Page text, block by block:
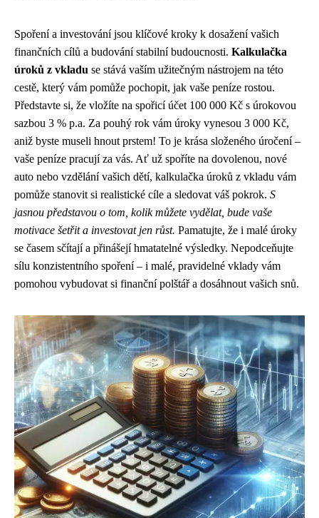
Spoření a investování jsou klíčové kroky k dosažení vašich
finančních cílů a budování stabilní budoucnosti. Kalkulačka
úroků z vkladu se stává vaším užitečným nástrojem na této
cestě, který vám pomůže pochopit, jak vaše peníze rostou.
Představte si, že vložíte na spořicí účet 100 000 Kč s úrokovou
sazbou 3 % p.a. Za pouhý rok vám úroky vynesou 3 000 Kč,
aniž byste museli hnout prstem! To je krása složeného úročení –
vaše peníze pracují za vás. Ať už spoříte na dovolenou, nové
auto nebo vzdělání vašich dětí, kalkulačka úroků z vkladu vám
pomůže stanovit si realistické cíle a sledovat váš pokrok. S
jasnou představou o tom, kolik můžete vydělat, bude vaše
motivace šetřit a investovat jen růst. Pamatujte, že i malé úroky
se časem sčítají a přinášejí hmatatelné výsledky. Nepodceňujte
sílu konzistentního spoření – i malé, pravidelné vklady vám
pomohou vybudovat si finanční polštář a dosáhnout vašich snů.